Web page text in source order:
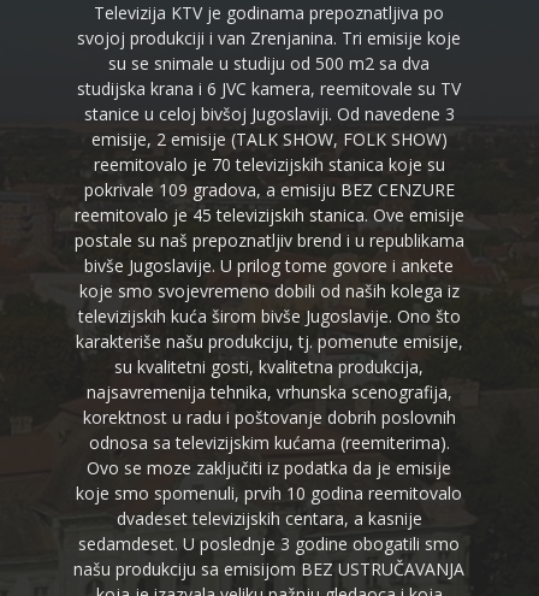
Televizija KTV je godinama prepoznatljiva po
svojoj produkciji i van Zrenjanina. Tri emisije koje
su se snimale u studiju od 500 m2 sa dva
studijska krana i 6 JVC kamera, reemitovale su TV
stanice u celoj bivšoj Jugoslaviji. Od navedene 3
emisije, 2 emisije (TALK SHOW, FOLK SHOW)
reemitovalo je 70 televizijskih stanica koje su
pokrivale 109 gradova, a emisiju BEZ CENZURE
reemitovalo je 45 televizijskih stanica. Ove emisije
postale su naš prepoznatljiv brend i u republikama
bivše Jugoslavije. U prilog tome govore i ankete
koje smo svojevremeno dobili od naših kolega iz
televizijskih kuća širom bivše Jugoslavije. Ono što
karakteriše našu produkciju, tj. pomenute emisije,
su kvalitetni gosti, kvalitetna produkcija,
najsavremenija tehnika, vrhunska scenografija,
korektnost u radu i poštovanje dobrih poslovnih
odnosa sa televizijskim kućama (reemiterima).
Ovo se moze zaključiti iz podatka da je emisije
koje smo spomenuli, prvih 10 godina reemitovalo
dvadeset televizijskih centara, a kasnije
sedamdeset. U poslednje 3 godine obogatili smo
našu produkciju sa emisijom BEZ USTRUČAVANJA